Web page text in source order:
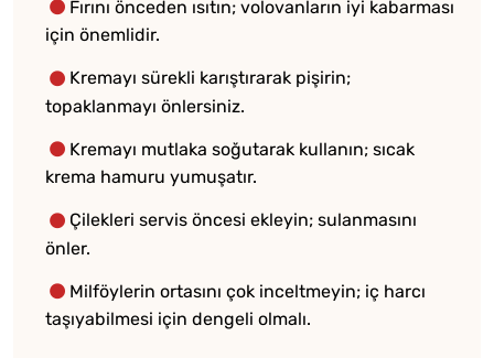
Fırını önceden ısıtın; volovanların iyi kabarması
için önemlidir.
Kremayı sürekli karıştırarak pişirin;
topaklanmayı önlersiniz.
Kremayı mutlaka soğutarak kullanın; sıcak
krema hamuru yumuşatır.
Çilekleri servis öncesi ekleyin; sulanmasını
önler.
Milföylerin ortasını çok inceltmeyin; iç harcı
taşıyabilmesi için dengeli olmalı.